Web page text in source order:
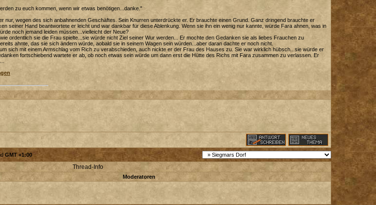
zu euch kommen, wenn wir etwas benötigen...danke."
nur, wegen des sich anbahnenden Geschäftes. Sein Knurren unterdrückte er. Er brauchte einen Grund. Ganz dringend brauchte er
seiner Hand beantwortete er leicht und war dankbar für diese Ablenkung. Wenn sie ihn ein wenig nur kannte, würde Fara ahnen, was in
noch jemand leiden müssen...vielleicht der Neue?
ordentlich sie die Frau spielte...sie würde nicht Ziel seiner Wur werden... Er mochte den Gedanken sie als liebes Frauchen zu
ahnte, das sie sich ändern würde, aobald sie in seinem Wagen sein würden...aber daran dachte er noch nicht.
sich mit einem Armschlag vom Rich zu verabschieden, auch nickte er der Frau des Hauses zu. Sie war wirklich hübsch...sie würde er
fortschiebend wartete er ab, ob noch etwas sein würde um dann erst die Hütte des Richs mit Fara zusammen zu verlassen. Er
GMT +1:00
Thread-Info
Moderatoren